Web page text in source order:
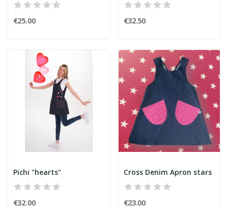
€25.00 €32.50
Pichi "hearts"
€32.00
Cross Denim Apron stars
€23.00